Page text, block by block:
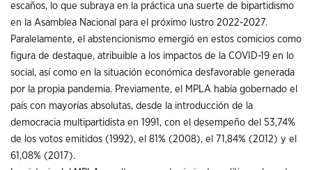
escaños, lo que subraya en la práctica una suerte de bipartidismo
en la Asamblea Nacional para el próximo lustro 2022-2027.
Paralelamente, el abstencionismo emergió en estos comicios como
figura de destaque, atribuible a los impactos de la COVID-19 en lo
social, así como en la situación económica desfavorable generada
por la propia pandemia. Previamente, el MPLA había gobernado el
país con mayorías absolutas, desde la introducción de la
democracia multipartidista en 1991, con el desempeño del 53,74%
de los votos emitidos (1992), el 81% (2008), el 71,84% (2012) y el
61,08% (2017).